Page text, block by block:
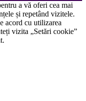
a vă oferi cea mai
și repetând vizitele.
acord cu utilizarea
vizita „Setări cookie”